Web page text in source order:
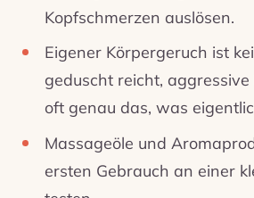
Kopfschmerzen auslösen.
Eigener Körpergeruch ist
geduscht reicht,
oft genau das, was
Massageöle und
ersten Gebrauch an einer